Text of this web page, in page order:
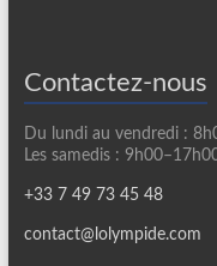
Contactez-nous
Du lundi au vendredi :
Les samedis :
+33 7 49 73 45 48
contact@lolympide.com